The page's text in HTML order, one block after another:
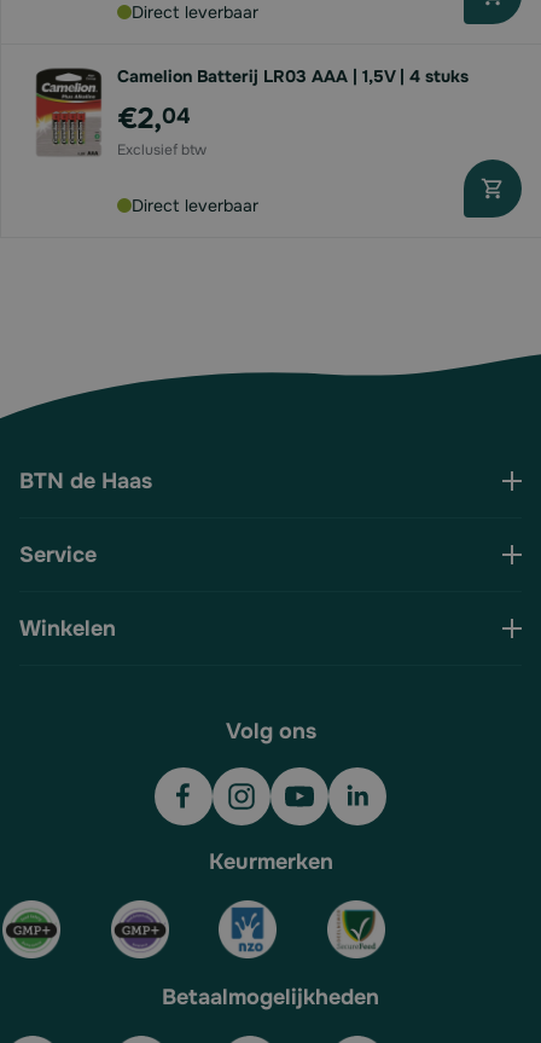
Direct leverbaar
Camelion Batterij LR03 AAA | 1,5V | 4 stuks
€2,04
Direct leverbaar
BTN de Haas
Service
Winkelen
Volg ons
Keurmerken
Betaalmogelijkheden